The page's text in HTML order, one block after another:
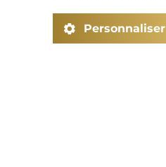
Personnaliser